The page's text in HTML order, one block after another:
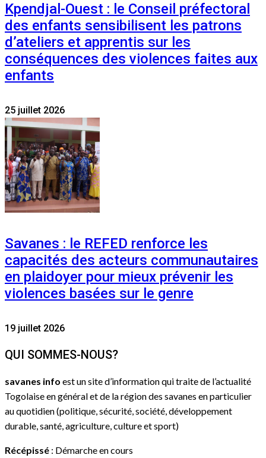
Kpendjal-Ouest : le Conseil préfectoral
des enfants sensibilisent les patrons
d’ateliers et apprentis sur les
conséquences des violences faites aux
enfants
25 juillet 2026
Savanes : le REFED renforce les
capacités des acteurs communautaires
en plaidoyer pour mieux prévenir les
violences basées sur le genre
19 juillet 2026
QUI SOMMES-NOUS?
savanes info est un site d’information qui traite de l’actualité
Togolaise en général et de la région des savanes en particulier
au quotidien (politique, sécurité, société, développement
durable, santé, agriculture, culture et sport)
Récépissé : Démarche en cours